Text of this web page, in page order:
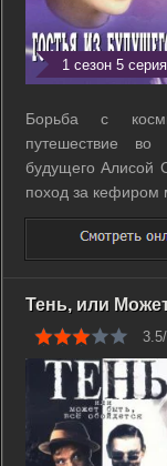
1 сезон 5 серия
Борьба с
путешествие
будущего Алисой
поход за кефиром
Тень, или